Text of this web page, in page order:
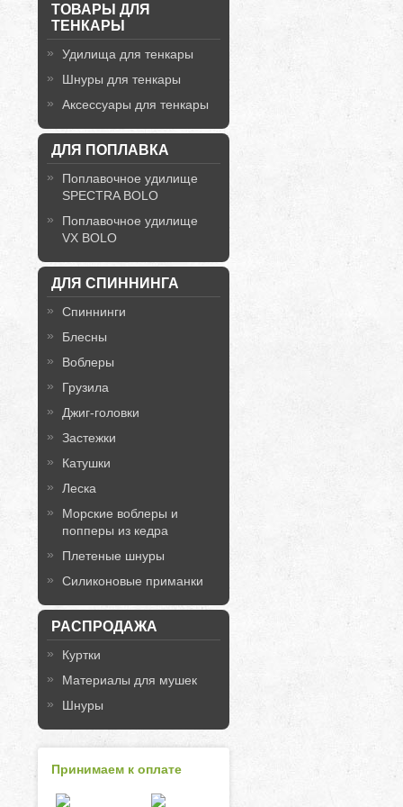
ТОВАРЫ ДЛЯ
ТЕНКАРЫ
Удилища для тенкары
Шнуры для тенкары
Аксессуары для тенкары
ДЛЯ ПОПЛАВКА
Поплавочное удилище
SPECTRA BOLO
Поплавочное удилище
VX BOLO
ДЛЯ СПИННИНГА
Спиннинги
Блесны
Воблеры
Грузила
Джиг-головки
Застежки
Катушки
Леска
Морские воблеры и
попперы из кедра
Плетеные шнуры
Силиконовые приманки
РАСПРОДАЖА
Куртки
Материалы для мушек
Шнуры
Принимаем к оплате